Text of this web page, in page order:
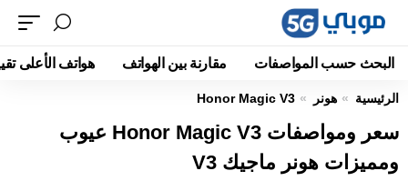
البحث حسب المواصفات مقارنة بين الهواتف هواتف الأعلى
الرئيسية هونر Honor Magic V3
سعر ومواصفات Honor Magic V3 عيوب
ومميزات هونر ماجيك V3